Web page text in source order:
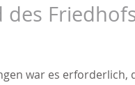
war es